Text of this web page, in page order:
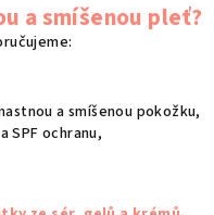
a smíšenou pleť?
a smíšenou pokožku,
SPF ochranu,